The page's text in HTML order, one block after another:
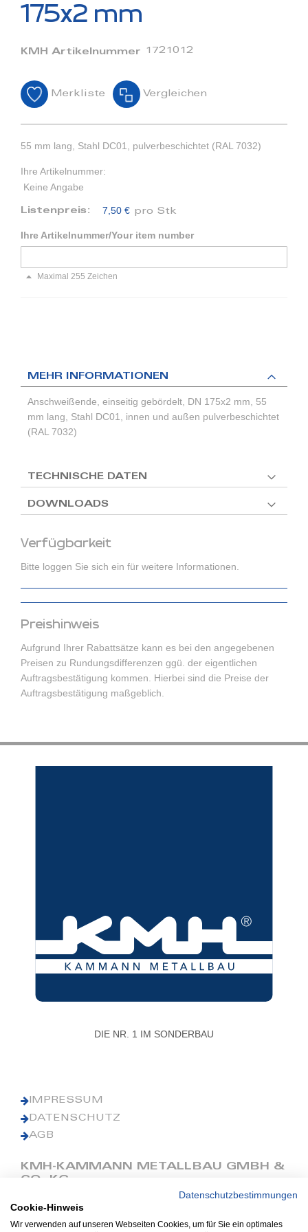
springen
175x2 mm
KMH Artikelnummer 1721012
Merkliste Vergleichen
55 mm lang, Stahl DC01, pulverbeschichtet (RAL 7032)
Ihre Artikelnummer:
Keine Angabe
Listenpreis: 7,50 € pro Stk
Ihre Artikelnummer/Your item number
Maximal 255 Zeichen
Verfügbarkeit
Bitte loggen Sie sich ein für weitere Informationen.
Preishinweis
Aufgrund Ihrer Rabattsätze kann es bei den angegebenen
Preisen zu Rundungsdifferenzen ggü. der eigentlichen
Auftragsbestätigung kommen. Hierbei sind die Preise der
Auftragsbestätigung maßgeblich.
MEHR INFORMATIONEN
Anschweißende, einseitig gebördelt, DN 175x2 mm, 55
mm lang, Stahl DC01, innen und außen pulverbeschichtet
(RAL 7032)
TECHNISCHE DATEN
DOWNLOADS
DIE NR. 1 IM SONDERBAU
IMPRESSUM
DATENSCHUTZ
AGB
KMH-KAMMANN METALLBAU GMBH &
CO. KG
Phone: +49 (0) 42 41 9390 0
Fax: +49 (0) 42 41 9390 90
Datenschutzbestimmungen
Cookie-Hinweis
Wir verwenden auf unseren Webseiten Cookies, um für Sie ein optimales